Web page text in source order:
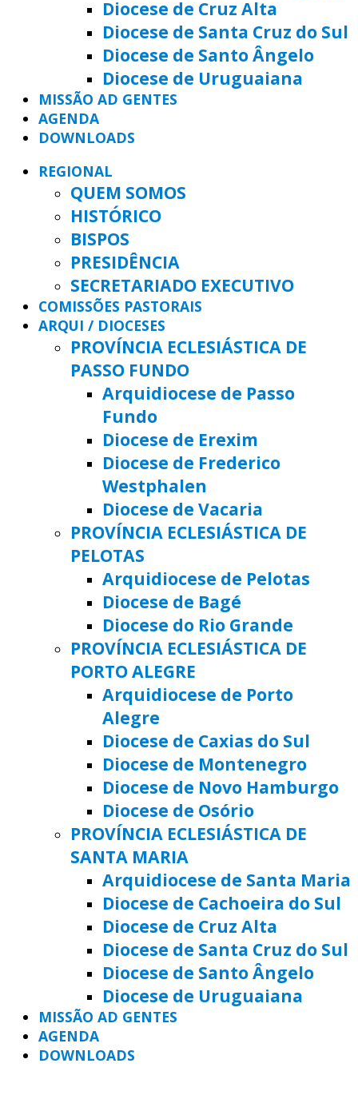
Diocese de Cruz Alta
Diocese de Santa Cruz do Sul
Diocese de Santo Ângelo
Diocese de Uruguaiana
MISSÃO AD GENTES
AGENDA
DOWNLOADS
REGIONAL
QUEM SOMOS
HISTÓRICO
BISPOS
PRESIDÊNCIA
SECRETARIADO EXECUTIVO
COMISSÕES PASTORAIS
ARQUI / DIOCESES
PROVÍNCIA ECLESIÁSTICA DE
PASSO FUNDO
Arquidiocese de Passo
Fundo
Diocese de Erexim
Diocese de Frederico
Westphalen
Diocese de Vacaria
PROVÍNCIA ECLESIÁSTICA DE
PELOTAS
Arquidiocese de Pelotas
Diocese de Bagé
Diocese do Rio Grande
PROVÍNCIA ECLESIÁSTICA DE
PORTO ALEGRE
Arquidiocese de Porto
Alegre
Diocese de Caxias do Sul
Diocese de Montenegro
Diocese de Novo Hamburgo
Diocese de Osório
PROVÍNCIA ECLESIÁSTICA DE
SANTA MARIA
Arquidiocese de Santa Maria
Diocese de Cachoeira do Sul
Diocese de Cruz Alta
Diocese de Santa Cruz do Sul
Diocese de Santo Ângelo
Diocese de Uruguaiana
MISSÃO AD GENTES
AGENDA
DOWNLOADS